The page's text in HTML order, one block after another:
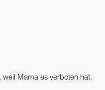
Mama es verboten hat.